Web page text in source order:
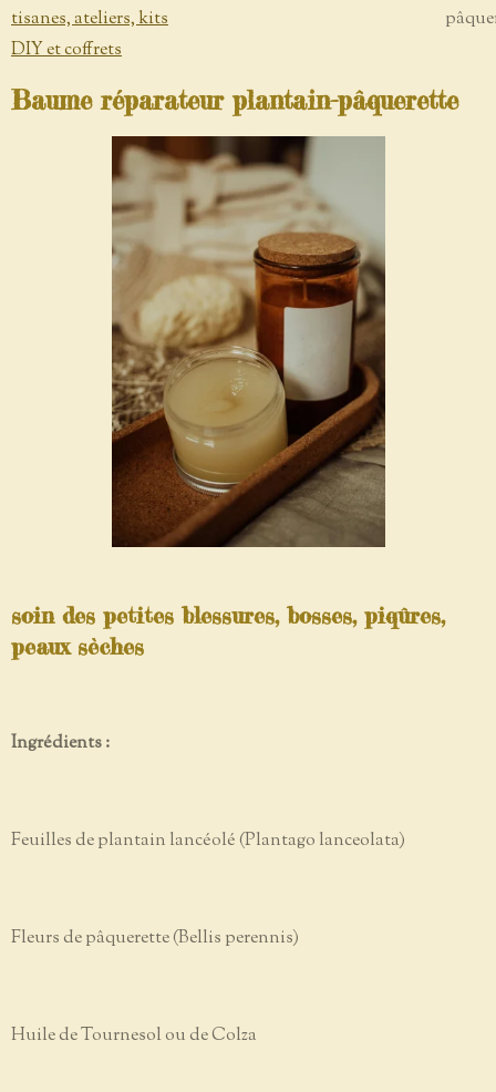
tisanes, ateliers, kits
DIY et coffrets
Baume réparateur plantain-pâquerette
soin des petites blessures, bosses, piqûres,
peaux sèches
Ingrédients :
Feuilles de plantain lancéolé (Plantago lanceolata)
Fleurs de pâquerette (Bellis perennis)
Huile de Tournesol ou de Colza